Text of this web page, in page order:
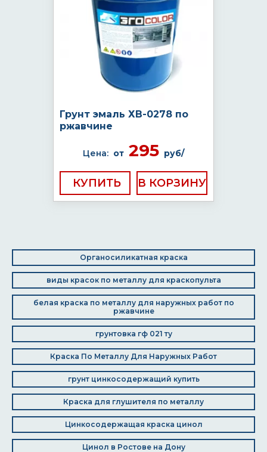
Грунт эмаль ХВ-0278 по
ржавчине
Цена: от 295 руб/
КУПИТЬ
Органосиликатная краска
виды красок по металлу для краскопульта
белая краска по металлу для наружных работ по
ржавчине
грунтовка гф 021 ту
Краска По Металлу Для Наружных Работ
грунт цинкосодержащий купить
Краска для глушителя по металлу
Цинкосодержащая краска цинол
Цинол в Ростове на Дону